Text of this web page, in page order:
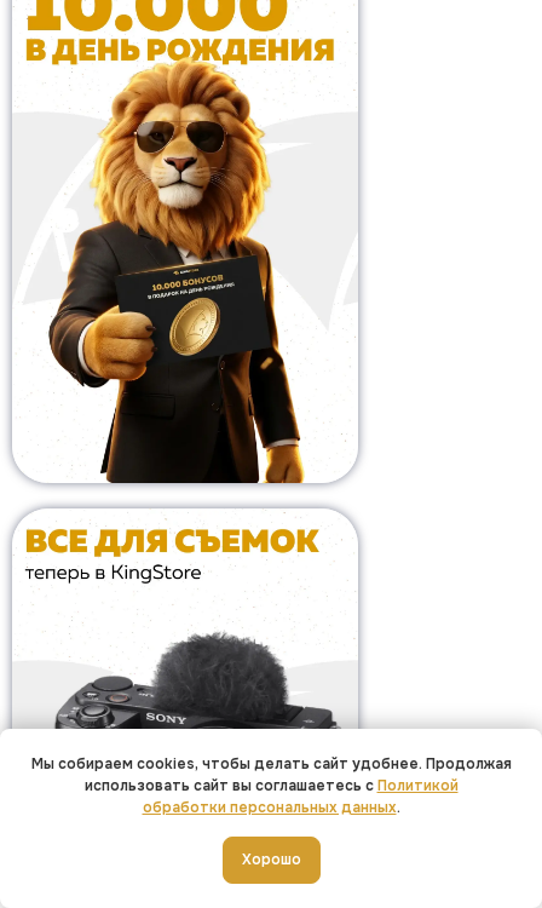
Мы собираем cookies, чтобы делать сайт удобнее. Продолжая
использовать сайт вы соглашаетесь сПолитикой
обработки персональных данных.
Хорошо
Добавить в корзину